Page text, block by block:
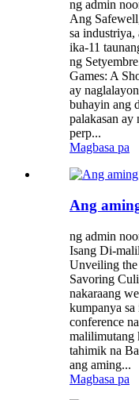
ng admin
Ang
sa industriya,
ika-11
ng
Games: A
ay
buhayin ang
palakasan ay
perp...
Magbasa pa
Ang
ng admin
Isang Di-
Unveiling the
Savoring
nakaraang
kumpanya sa
conference
malilimutang
tahimik na
ang aming...
Magbasa pa